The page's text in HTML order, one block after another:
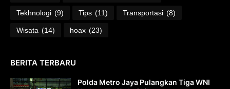
Tekhnologi (9) Tips (11) Transportasi (8)
Wisata (14) hoax (23)
BERITA TERBARU
Polda Metro Jaya Pulangkan Tiga WNI